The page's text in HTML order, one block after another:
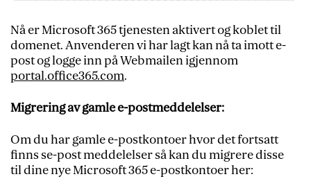
Nå er Microsoft 365 tjenesten aktivert og koblet til
domenet. Anvenderen vi har lagt kan nå ta imott e-
post og logge inn på Webmailen igjennom
portal.office365.com.
Migrering av gamle e-postmeddelelser:
Om du har gamle e-postkontoer hvor det fortsatt
finns se-post meddelelser så kan du migrere disse
til dine nye Microsoft 365 e-postkontoer her: